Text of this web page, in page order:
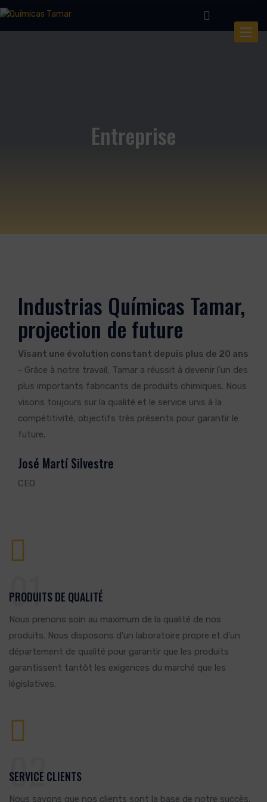
Entreprise
Industrias Químicas Tamar,
projection de future
Visant une évolution constant depuis plus de 20 ans
- Grâce à notre travail, Tamar a réussit à devenir l’un des
plus importants fabricants de produits chimiques. Nous
visons toujours sur la qualité et le service unis à la
compétitivité, objectifs très présents pour garantir le
future.
José Martí Silvestre
CEO
01
PRODUITS DE QUALITÉ
Nous prenons soin au maximum de la qualité de nos
produits. Nous disposons d’un laboratoire propre et d’un
département de qualité pour garantir que les produits
garantissent tantôt les exigences du marché que les
législatives.
02
SERVICE CLIENTS
Nous savons que nos clients sont la base de notre succès.